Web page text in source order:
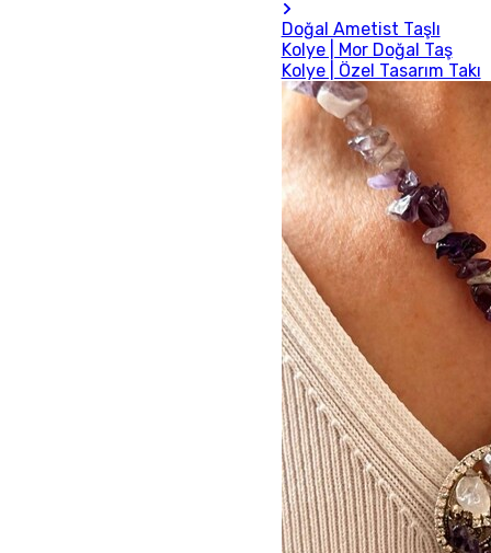
Doğal Ametist Taşlı
Kolye | Mor Doğal Taş
Kolye | Özel Tasarım Takı